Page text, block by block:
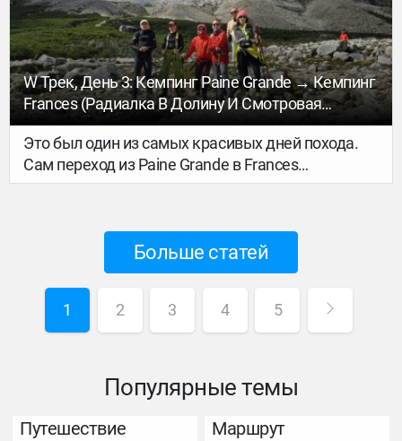
холоднее, чем в кемпинге), и всё увидели как
надо. Встретили рассвет и быстро пошли вниз.
W Трек, День 3: Кемпинг Paine Grande → Кемпинг
Frances (радиалка В Долину И Смотровая
Británico) - GEKKON.CLUB ТУР
Это был один из самых красивых дней похода.
Сам переход из Paine Grande в Frances
небольшой — всего около 8,5 км. Но чуть не
(сейчас он уже не работает). Многие оставляют
там вещи (большие рюкзаки) и налегке идут
наверх по долине к смотровым площадкам.
Больше статей
1 2 3 4 5
Популярные темы
Путешествие
Маршрут